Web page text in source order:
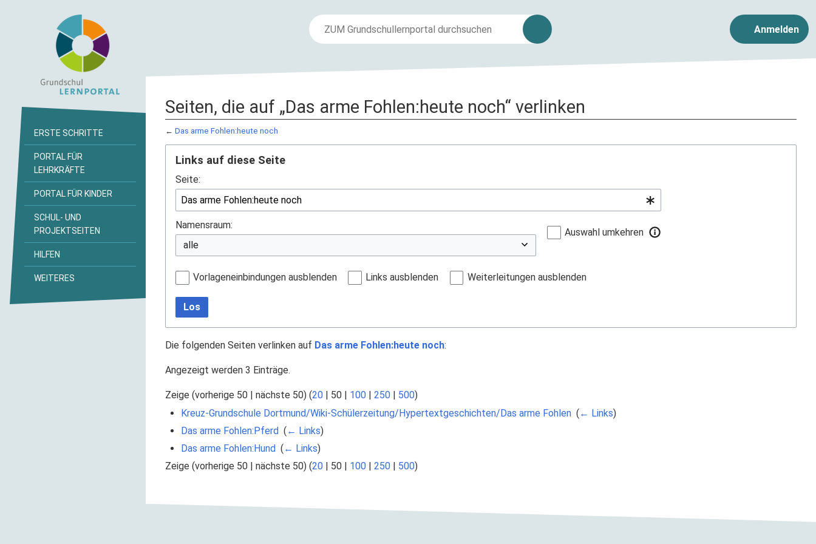
Anmelden
Seiten, die auf „Das arme Fohlen:heute noch“ verlinken
← Das arme Fohlen:heute noch
Links auf diese Seite
Seite:
Namensraum:
Auswahl umkehren
Vorlageneinbindungen ausblenden Links ausblenden Weiterleitungen ausblenden
Los
Die folgenden Seiten verlinken auf Das arme Fohlen:heute noch:
Angezeigt werden 3 Einträge.
Zeige (vorherige 50 | nächste 50) (20 | 50 | 100 | 250 | 500)
Kreuz-Grundschule Dortmund/Wiki-Schülerzeitung/Hypertextgeschichten/Das arme Fohlen‎ (← Links)
Das arme Fohlen:Pferd‎ (← Links)
Das arme Fohlen:Hund‎ (← Links)
Zeige (vorherige 50 | nächste 50) (20 | 50 | 100 | 250 | 500)
ERSTE SCHRITTE
PORTAL FÜR
LEHRKRÄFTE
PORTAL FÜR KINDER
SCHUL- UND
PROJEKTSEITEN
HILFEN
WEITERES